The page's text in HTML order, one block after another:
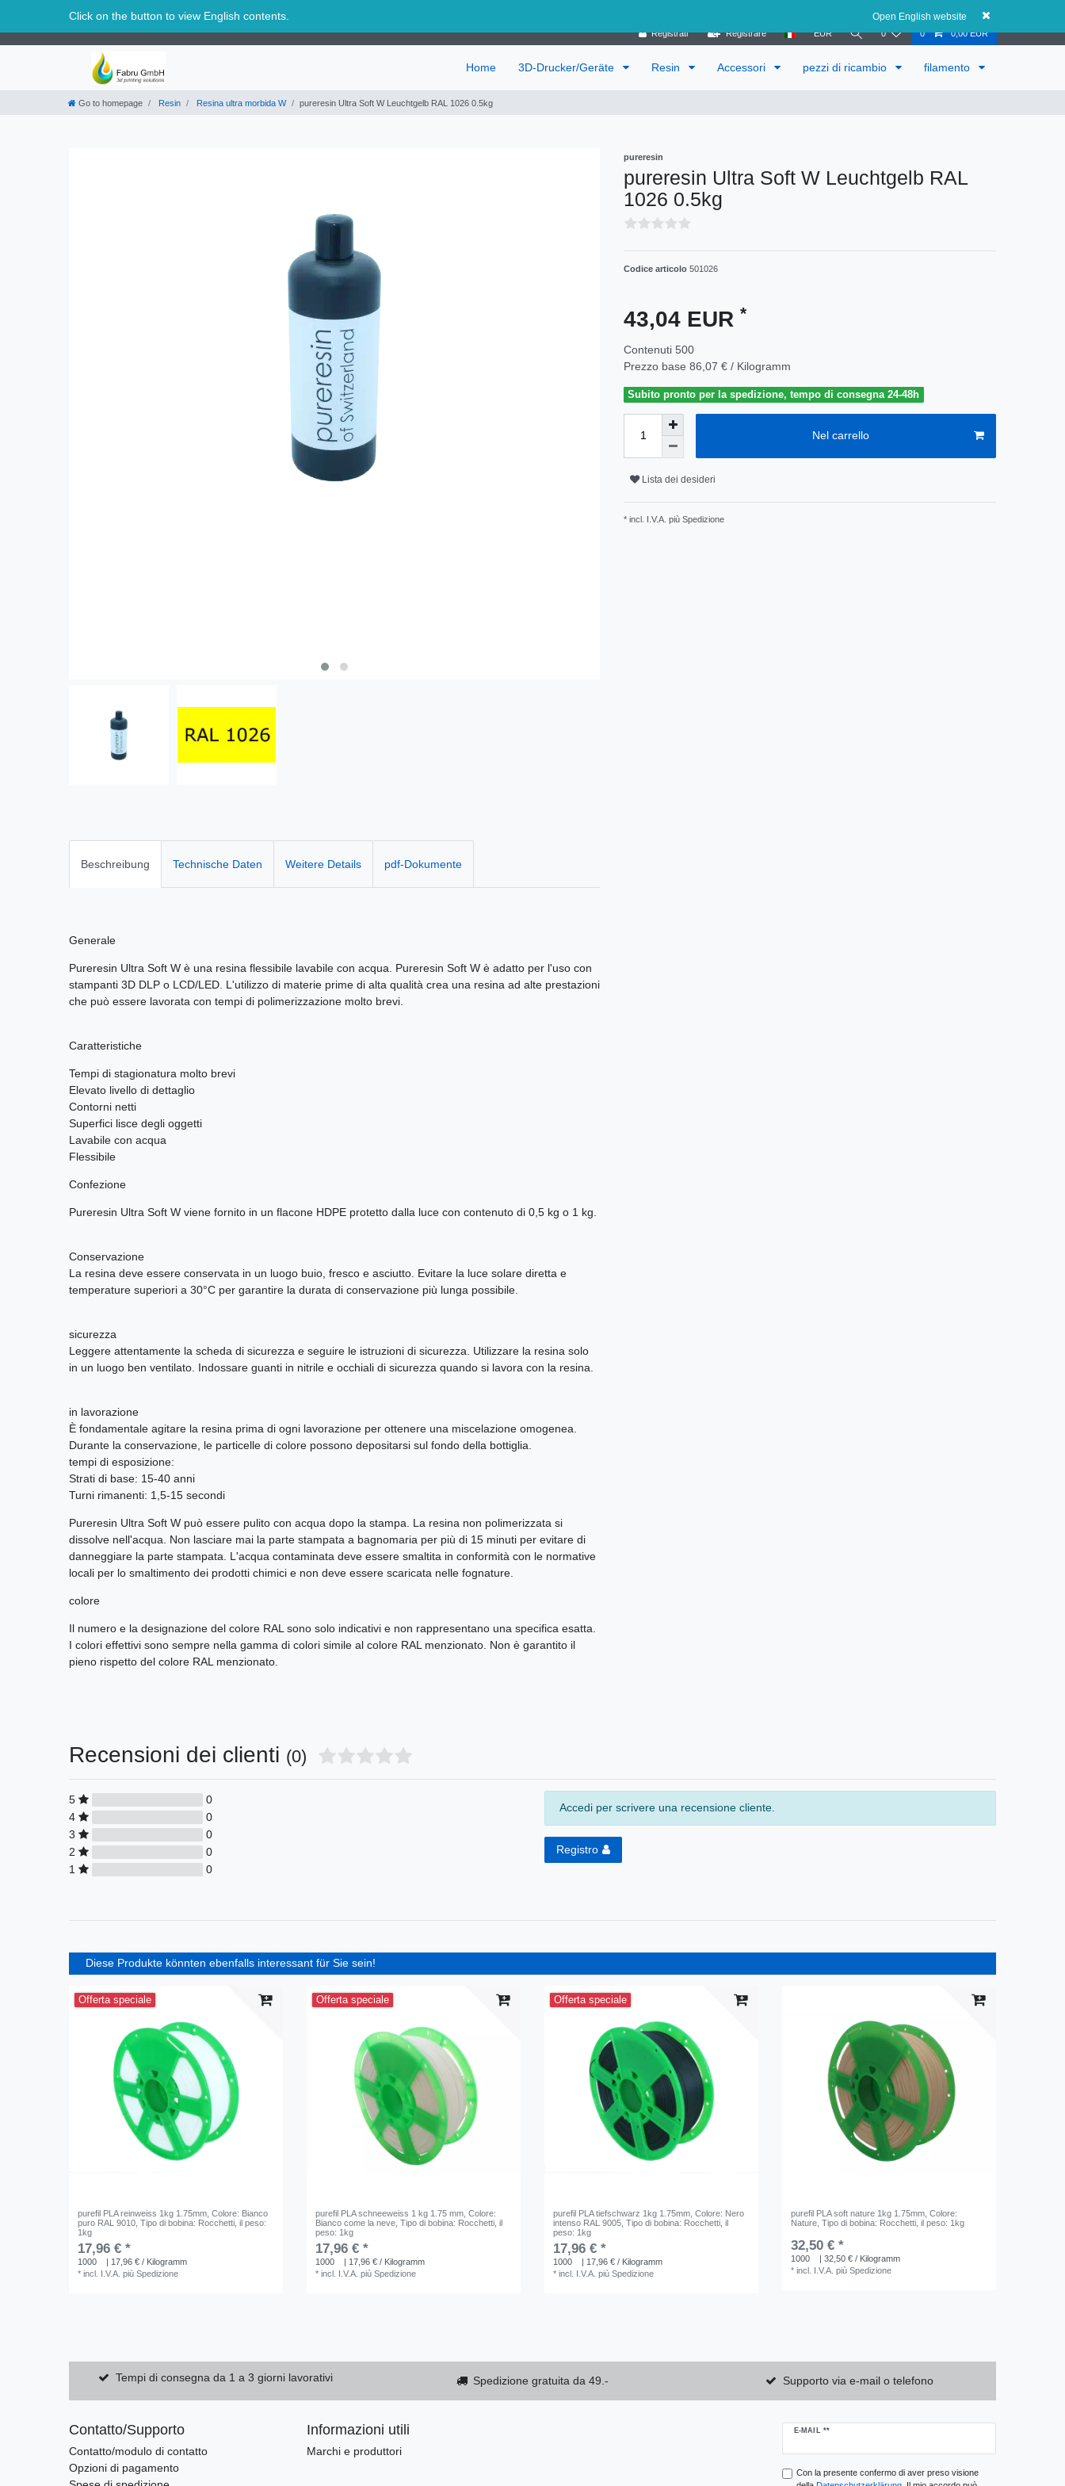
Click on the button to view English contents. Open English website
Svizzera
Registrati Registrare EUR 0 0 0,00 EUR
Home 3D-Drucker/Geräte Resin Accessori pezzi di ricambio filamento
Go to homepage Resin Resina ultra morbida W pureresin Ultra Soft W Leuchtgelb RAL 1026 0.5kg
pureresin
pureresin Ultra Soft W Leuchtgelb RAL
1026 0.5kg
Codice articolo 501026
43,04 EUR *
Contenuti 500
Prezzo base 86,07 € / Kilogramm
Subito pronto per la spedizione, tempo di consegna 24-48h
Nel carrello
Lista dei desideri
* incl. I.V.A. più Spedizione
Beschreibung Technische Daten Weitere Details pdf-Dokumente
Generale
Pureresin Ultra Soft W è una resina flessibile lavabile con acqua. Pureresin Soft W è adatto per l'uso con
stampanti 3D DLP o LCD/LED. L'utilizzo di materie prime di alta qualità crea una resina ad alte prestazioni
che può essere lavorata con tempi di polimerizzazione molto brevi.
Caratteristiche
Tempi di stagionatura molto brevi
Elevato livello di dettaglio
Contorni netti
Superfici lisce degli oggetti
Lavabile con acqua
Flessibile
Confezione
Pureresin Ultra Soft W viene fornito in un flacone HDPE protetto dalla luce con contenuto di 0,5 kg o 1 kg.
Conservazione
La resina deve essere conservata in un luogo buio, fresco e asciutto. Evitare la luce solare diretta e
temperature superiori a 30°C per garantire la durata di conservazione più lunga possibile.
sicurezza
Leggere attentamente la scheda di sicurezza e seguire le istruzioni di sicurezza. Utilizzare la resina solo
in un luogo ben ventilato. Indossare guanti in nitrile e occhiali di sicurezza quando si lavora con la resina.
in lavorazione
È fondamentale agitare la resina prima di ogni lavorazione per ottenere una miscelazione omogenea.
Durante la conservazione, le particelle di colore possono depositarsi sul fondo della bottiglia.
tempi di esposizione:
Strati di base: 15-40 anni
Turni rimanenti: 1,5-15 secondi
Pureresin Ultra Soft W può essere pulito con acqua dopo la stampa. La resina non polimerizzata si
dissolve nell'acqua. Non lasciare mai la parte stampata a bagnomaria per più di 15 minuti per evitare di
danneggiare la parte stampata. L'acqua contaminata deve essere smaltita in conformità con le normative
locali per lo smaltimento dei prodotti chimici e non deve essere scaricata nelle fognature.
colore
Il numero e la designazione del colore RAL sono solo indicativi e non rappresentano una specifica esatta.
I colori effettivi sono sempre nella gamma di colori simile al colore RAL menzionato. Non è garantito il
pieno rispetto del colore RAL menzionato.
Recensioni dei clienti (0)
5
0
4
0
3
0
2
0
1
0
Accedi per scrivere una recensione cliente.
Registro
Diese Produkte könnten ebenfalls interessant für Sie sein!
Offerta speciale
purefil PLA reinweiss 1kg 1.75mm , Colore: Bianco
puro RAL 9010 , Tipo di bobina: Rocchetti , il peso:
1kg
17,96 € *
1000
| 17,96 € / Kilogramm
*incl. I.V.A. piùSpedizione
Offerta speciale
purefil PLA schneeweiss 1 kg 1.75 mm , Colore:
Bianco come la neve , Tipo di bobina: Rocchetti , il
peso: 1kg
17,96 € *
1000
| 17,96 € / Kilogramm
*incl. I.V.A. piùSpedizione
Offerta speciale
purefil PLA tiefschwarz 1kg 1.75mm , Colore: Nero
intenso RAL 9005 , Tipo di bobina: Rocchetti , il
peso: 1kg
17,96 € *
1000
| 17,96 € / Kilogramm
*incl. I.V.A. piùSpedizione
purefil PLA soft nature 1kg 1.75mm , Colore:
Nature , Tipo di bobina: Rocchetti , il peso: 1kg
32,50 € *
1000
| 32,50 € / Kilogramm
*incl. I.V.A. piùSpedizione
Tempi di consegna da 1 a 3 giorni lavorativi Spedizione gratuita da 49.- Supporto via e-mail o telefono
Contatto/Supporto
Contatto/modulo di contatto
Opzioni di pagamento
Informazioni utili
Marchi e produttori
E-MAIL **
Ceres::Template.newsletterHoneypotLabel
Con la presente confermo di aver preso visione